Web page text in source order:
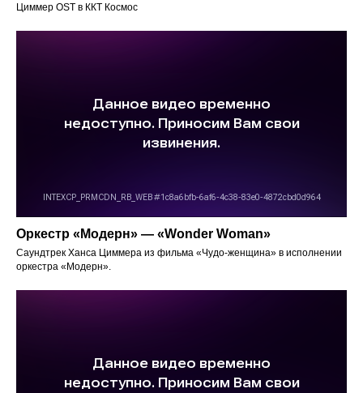
Циммер OST в ККТ Космос
Оркестр «Модерн» — «Wonder Woman»
Саундтрек Ханса Циммера из фильма «Чудо-женщина» в исполнении
оркестра «Модерн».